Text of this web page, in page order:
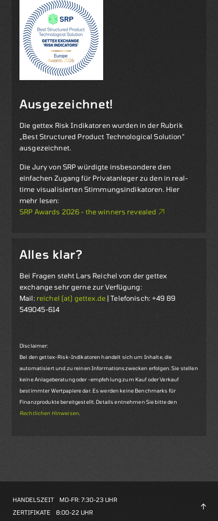
Ausgezeichnet!
Die gettex Risk Indikatoren wurden in der Rubrik
„Best Structured Product Technological Solution”
ausgezeichnet.
Die Jury von SRP würdigte insbesondere den
einfachen Zugang für Privatanleger zu den in real-
time visualisierten Stimmungsindikatoren. Hier
mehr lesen:
SRP Awards 2026 - the winners revealed
Alles klar?
Bei Fragen steht Lars Reichel von der gettex
exchange sehr gerne zur Verfügung:
Mail: reichel (at) gettex.de| Telefonisch: +49 89
549045-614
Disclaimer:
Bei den gettex-Risk-Indikatoren handelt sich um Inhalte, die
automatisiert und zu reinen Informationszwecken erfolgen. Sie stellen
keine Anlageberatung oder -empfehlung zum Kauf oder Verkauf
bestimmter Wertpapiere dar. Es werden keine Benchmarks für
Finanzprodukte bereitgestellt. Details entnehmen Sie bitte den
Rechtlichen Hinweisen.
HANDELSZEIT
MO-FR: 7:30-23 UHR
ZERTIFIKATE
8:00-22 UHR